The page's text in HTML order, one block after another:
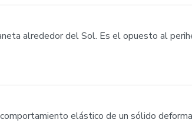
alrededor del Sol. Es el opuesto al
elástico de un sólido